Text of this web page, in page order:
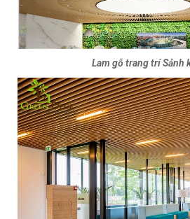
Lam gỗ trang trí Sảnh